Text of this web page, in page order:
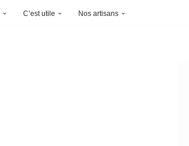
C’est utile Nos artisans